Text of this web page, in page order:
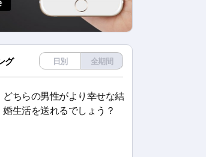
グ 日別 全期間
どちらの男性がより幸せな結
婚生活を送れるでしょう？